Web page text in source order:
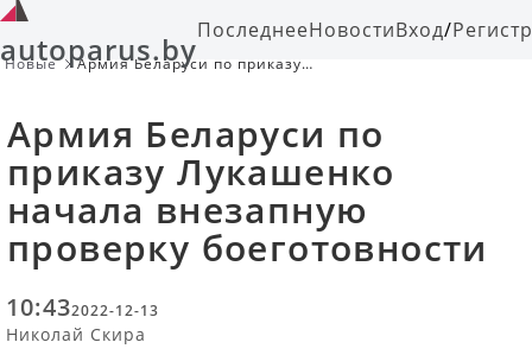
autoparus.byПоследнееНовостиВход/
Новые
Армия Беларуси по приказу
Армия Беларуси по
приказу Лукашенко
начала внезапную
проверку боеготовности
10:432022-12-13
Николай Скира